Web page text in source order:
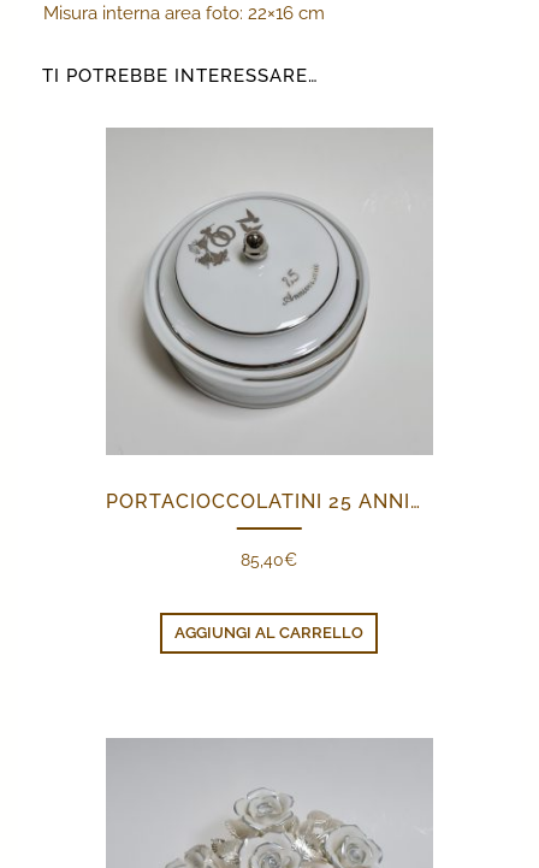
Misura interna area foto: 22×16 cm
TI POTREBBE INTERESSARE…
PORTACIOCCOLATINI 25 ANNIVERSARIO
85,40€
AGGIUNGI AL CARRELLO